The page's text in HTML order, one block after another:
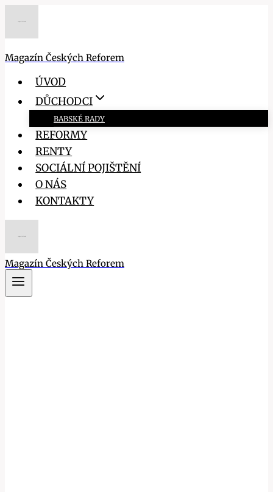
Magazín Českých Reforem
ÚVOD
DŮCHODCI
BABSKÉ RADY
REFORMY
RENTY
SOCIÁLNÍ POJIŠTĚNÍ
O NÁS
KONTAKTY
Magazín Českých Reforem